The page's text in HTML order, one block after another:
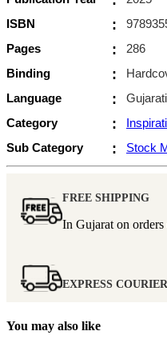
ISBN
:
Pages
:
286
Binding
:
Language
:
Gujarati
Category
:
Sub Category
: Stock
FREE SHIPPING
In Gujarat on
EXPRESS
You may also like